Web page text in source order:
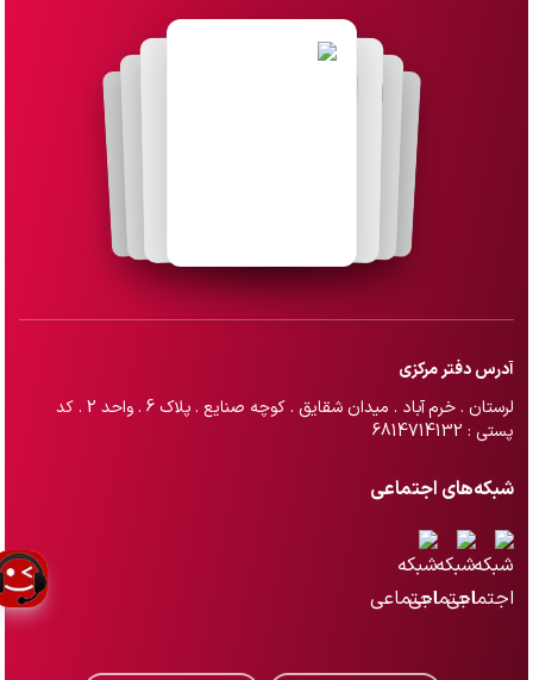
آدرس دفتر مرکزی
لرستان . خرم آباد . میدان شقایق . کوچه صنایع . پلاک 6 . واحد 2 . کد
پستی : 6814714132
شبکه‌های اجتماعی